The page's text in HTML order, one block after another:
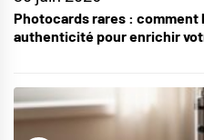
Photocards rares :
authenticité pour enrichir